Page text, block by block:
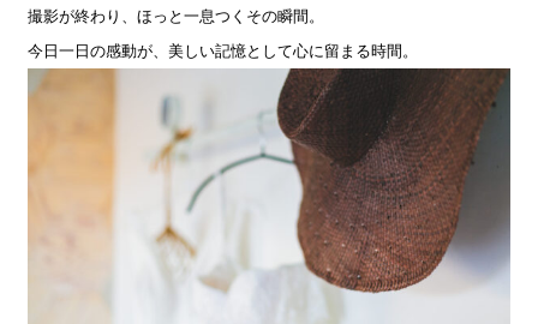
撮影が終わり、ほっと一息つくその瞬間。
今日一日の感動が、美しい記憶として心に留まる時間。